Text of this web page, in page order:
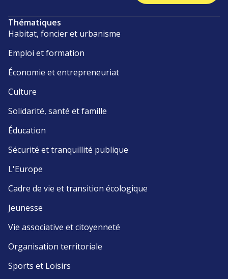
Thématiques
Habitat, foncier et urbanisme
Emploi et formation
Économie et entrepreneuriat
Culture
Solidarité, santé et famille
Éducation
Sécurité et tranquillité publique
L'Europe
Cadre de vie et transition écologique
Jeunesse
Vie associative et citoyenneté
Organisation territoriale
Sports et Loisirs